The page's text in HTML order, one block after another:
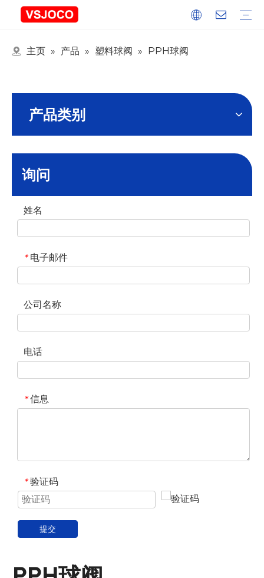
主页 » 产品 » 塑料球阀 » PPH球阀
产品类别
询问
姓名
* 电子邮件
公司名称
电话
* 信息
* 验证码
提交